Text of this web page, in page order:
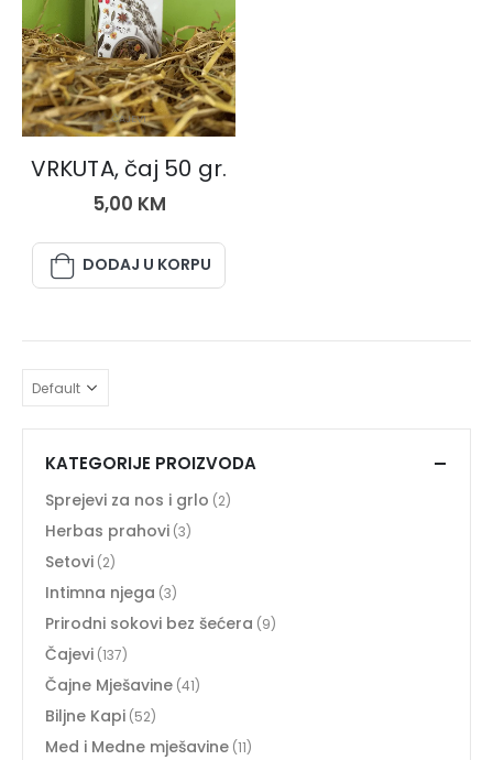
ČAJEVI
VRKUTA, čaj 50 gr.
5,00 KM
DODAJ U KORPU
KATEGORIJE PROIZVODA
Sprejevi za nos i grlo (2)
Herbas prahovi (3)
Setovi (2)
Intimna njega (3)
Prirodni sokovi bez šećera (9)
Čajevi (137)
Čajne Mješavine (41)
Biljne Kapi (52)
Med i Medne mješavine (11)